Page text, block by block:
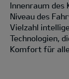
Innenraum des
Niveau des
Vielzahl
Technologien,
Komfort für